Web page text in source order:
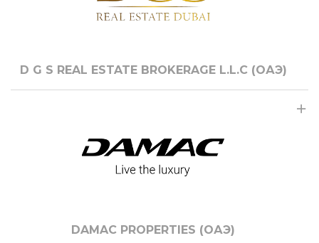
D G S REAL ESTATE BROKERAGE L.L.C (ОАЭ)
DAMAC PROPERTIES (ОАЭ)